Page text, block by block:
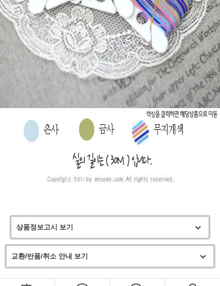
상품정보고시 보기
교환/반품/취소 안내 보기